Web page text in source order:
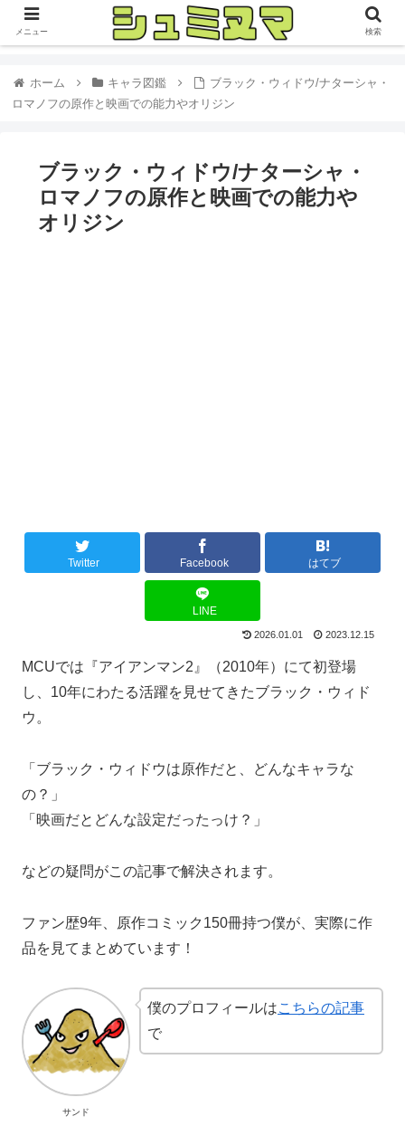
ホーム キャラ図鑑
ブラック・ウィドウ/ナターシャ・
ロマノフの原作と映画での能力やオリジン
ブラック・ウィドウ/ナターシャ・
ロマノフの原作と映画での能力や
オリジン
Twitter Facebook はてブ
LINE
2026.01.01 2023.12.15
MCUでは『アイアンマン2』（2010年）にて初登場
し、10年にわたる活躍を見せてきたブラック・ウィド
ウ。
「ブラック・ウィドウは原作だと、どんなキャラな
の？」
「映画だとどんな設定だったっけ？」
などの疑問がこの記事で解決されます。
ファン歴9年、原作コミック150冊持つ僕が、実際に作
品を見てまとめています！
サンド
僕のプロフィールはこちらの記事
で
メニュー 検索